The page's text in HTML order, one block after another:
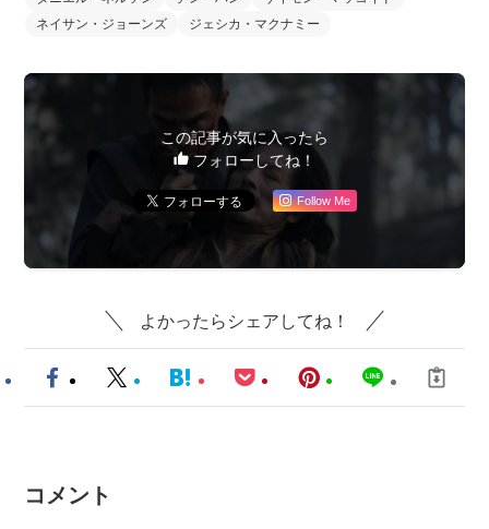
ネイサン・ジョーンズ
ジェシカ・マクナミー
この記事が気に入ったら
フォローしてね！
Follow Me
よかったらシェアしてね！
コメント